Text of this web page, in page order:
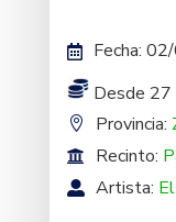
Fecha:
Desde 27
Provincia:
Recinto:
Artista: